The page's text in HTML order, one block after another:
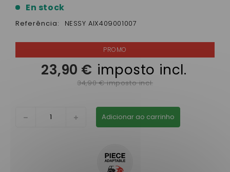
En stock
Referência: NESSY AIX409001007
23,90 € imposto incl.
34,90 € imposto incl.
Adicionar ao carrinho